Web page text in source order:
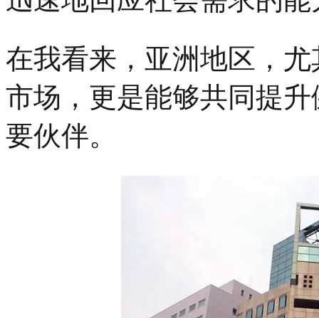
在我看来，亚洲地区，
市场，更是能够共同提
要伙伴。